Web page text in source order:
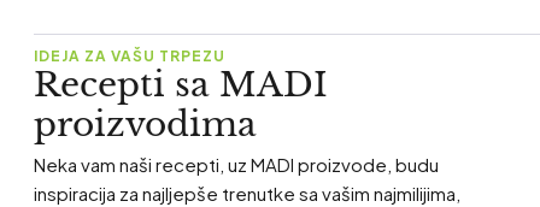
IDEJA ZA VAŠU TRPEZU
Recepti sa MADI
proizvodima
Neka vam naši recepti, uz MADI proizvode, budu
inspiracija za najljepše trenutke sa vašim najmilijima,